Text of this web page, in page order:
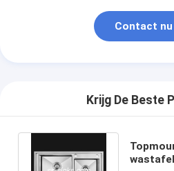
Contact nu
Krijg De Beste